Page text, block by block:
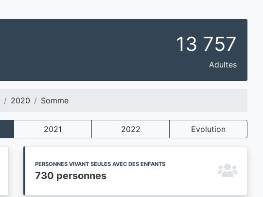
13 757
Adultes
2020 Somme
2021 2022 Evolution
PERSONNES VIVANT SEULES AVEC DES ENFANTS
730 personnes